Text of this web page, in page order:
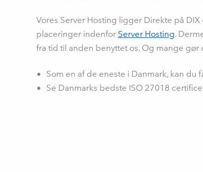
Vores Server Hosting ligger Direkte på
placeringer indenfor Server Hosting.
fra tid til anden benyttet os. Og mange
Som en af de eneste i Danmark, kan du
Se Danmarks bedste ISO 27018